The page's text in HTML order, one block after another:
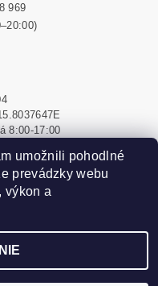
969
8:00-17:00
umožnili pohodlné
prevádzky webu
výkon a